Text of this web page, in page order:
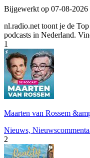
Bijgewerkt op 07-08-2026
nl.radio.net toont je de
podcasts in Nederland.
1
Maarten van Rossem
Nieuws,
2